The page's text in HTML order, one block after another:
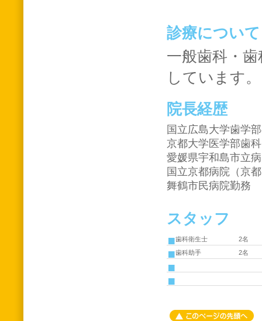
診療について
一般歯科・
しています。
院長経歴
国立広島大学歯学
京都大学医学部歯
愛媛県宇和島市立
国立京都病院（京
舞鶴市民病院勤務
スタッフ
歯科衛生士
2名
歯科助手
2名